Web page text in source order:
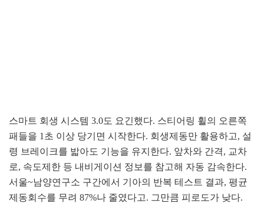
스마트 회생 시스템 3.0도 요긴했다. 스티어링 휠의 오른쪽
패들을 1초 이상 당기면 시작한다. 회생제동만 활용하고, 설
령 브레이크를 밟아도 기능을 유지한다. 앞차와 간격, 교차
로, 속도제한 등 내비게이션 정보를 참고해 자동 감속한다.
서울~남양연구소 구간에서 기아의 반복 테스트 결과, 평균
제동회수를 무려 87%나 줄였다고. 그만큼 피로도가 낮다.